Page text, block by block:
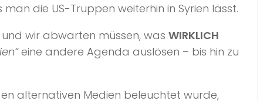
die US-Truppen weiterhin in Syrien lässt.
wir abwarten müssen, was WIRKLICH
eine andere Agenda auslösen – bis hin zu
alternativen Medien beleuchtet wurde,